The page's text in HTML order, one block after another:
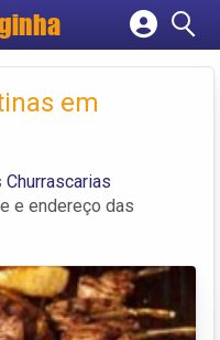
empresa
em
Churrascarias
e endereço das